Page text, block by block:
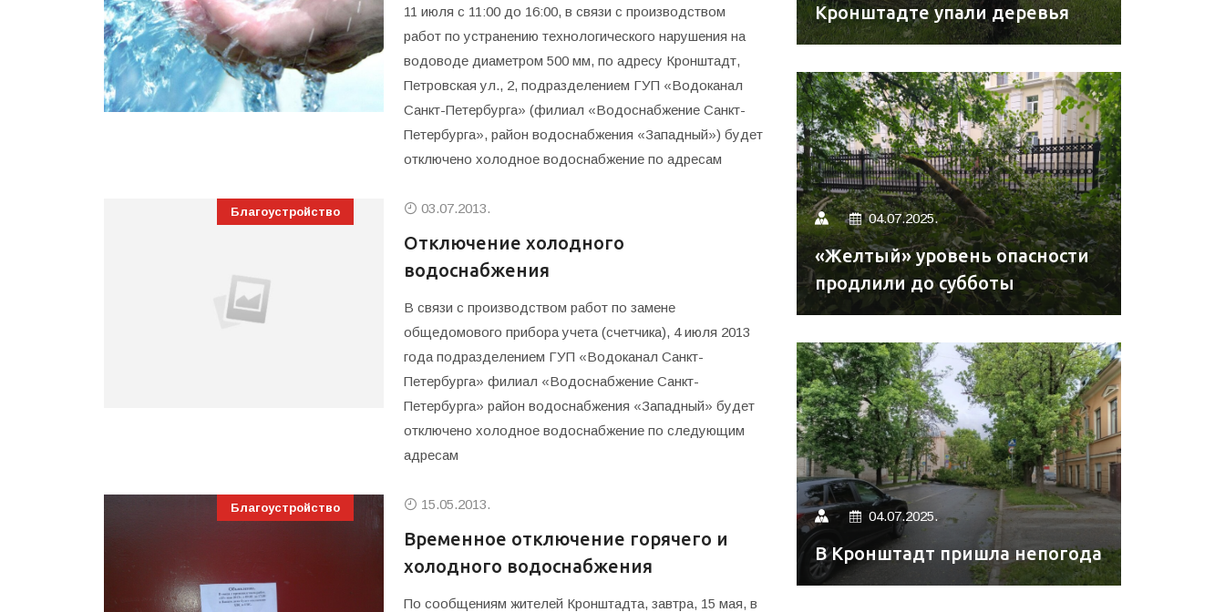
11 июля с 11:00 до 16:00, в связи с производством
работ по устранению технологического нарушения на
водоводе диаметром 500 мм, по адресу Кронштадт,
Петровская ул., 2, подразделением ГУП «Водоканал
Санкт-Петербурга» (филиал «Водоснабжение Санкт-
Петербурга», район водоснабжения «Западный») будет
отключено холодное водоснабжение по адресам
Благоустройство 03.07.2013.
Oтключение холодного
водоснабжения
В связи с производством работ по замене
общедомового прибора учета (счетчика), 4 июля 2013
года подразделением ГУП «Водоканал Санкт-
Петербурга» филиал «Водоснабжение Санкт-
Петербурга» район водоснабжения «Западный» будет
отключено холодное водоснабжение по следующим
адресам
Благоустройство 15.05.2013.
Временное отключение горячего и
холодного водоснабжения
По сообщениям жителей Кронштадта, завтра, 15 мая, в
Кронштадте упали деревья
04.07.2025.
«Желтый» уровень опасности
продлили до субботы
04.07.2025.
В Кронштадт пришла непогода